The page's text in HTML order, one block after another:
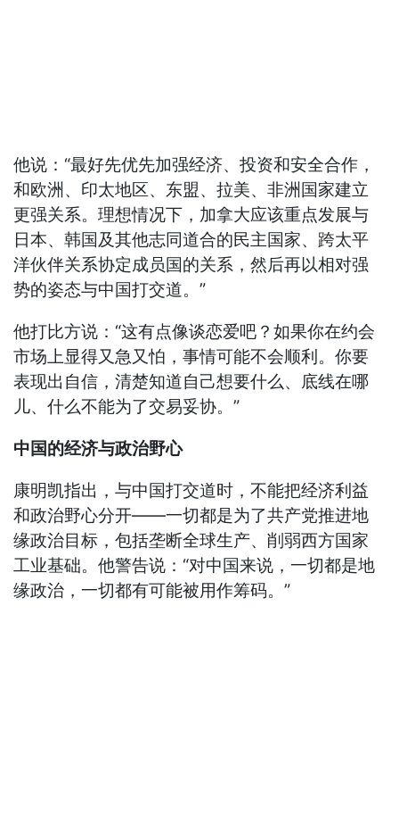
他说：“最好先优先加强经济、投资和安全合作，
和欧洲、印太地区、东盟、拉美、非洲国家建立
更强关系。理想情况下，加拿大应该重点发展与
日本、韩国及其他志同道合的民主国家、跨太平
洋伙伴关系协定成员国的关系，然后再以相对强
势的姿态与中国打交道。”
他打比方说：“这有点像谈恋爱吧？如果你在约会
市场上显得又急又怕，事情可能不会顺利。你要
表现出自信，清楚知道自己想要什么、底线在哪
儿、什么不能为了交易妥协。”
中国的经济与政治野心
康明凯指出，与中国打交道时，不能把经济利益
和政治野心分开——一切都是为了共产党推进地
缘政治目标，包括垄断全球生产、削弱西方国家
工业基础。他警告说：“对中国来说，一切都是地
缘政治，一切都有可能被用作筹码。”